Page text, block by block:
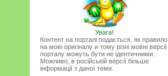
Увага!
Контент на порталі подається, як правило,
на мові оригіналу и тому різні мовні версії
порталу можуть бути не ідентичними.
Можливо, в російській версії більше
інформації з даної теми.